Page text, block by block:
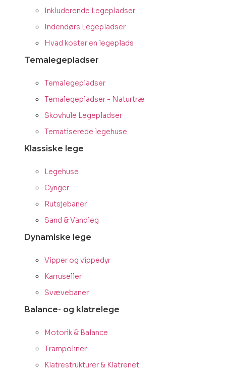
Inkluderende Legepladser
Indendørs Legepladser
Hvad koster en legeplads
Temalegepladser
Temalegepladser
Temalegepladser - Naturtræ
Skovhule Legepladser
Tematiserede legehuse
Klassiske lege
Legehuse
Gynger
Rutsjebaner
Sand & Vandleg
Dynamiske lege
Vipper og vippedyr
Karruseller
Svævebaner
Balance- og klatrelege
Motorik & Balance
Trampoliner
Klatrestrukturer & Klatrenet